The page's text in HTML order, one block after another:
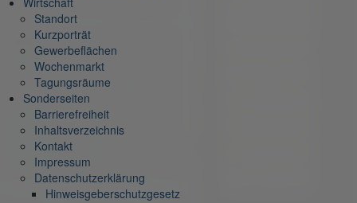
Standort
Kurzporträt
Gewerbeflächen
Wochenmarkt
Tagungsräume
Sonderseiten
Barrierefreiheit
Inhaltsverzeichnis
Kontakt
Impressum
Datenschutzerklärung
Hinweisgeberschutzgesetz